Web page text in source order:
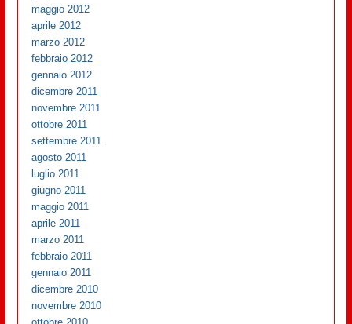
maggio 2012
aprile 2012
marzo 2012
febbraio 2012
gennaio 2012
dicembre 2011
novembre 2011
ottobre 2011
settembre 2011
agosto 2011
luglio 2011
giugno 2011
maggio 2011
aprile 2011
marzo 2011
febbraio 2011
gennaio 2011
dicembre 2010
novembre 2010